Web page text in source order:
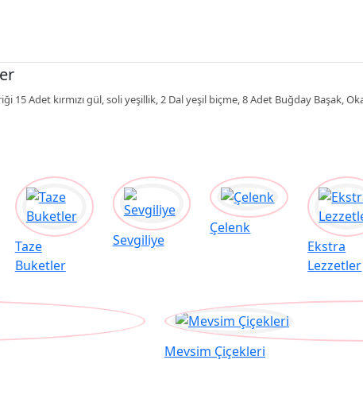
15 Adet kırmızı gül, soli yeşillik, 2 Dal yeşil biçme, 8 Adet Buğday Başak,
Taze
Buketler
Sevgiliye
Çelenk
Ekstra
Lezzetler
Mevsim Çiçekleri